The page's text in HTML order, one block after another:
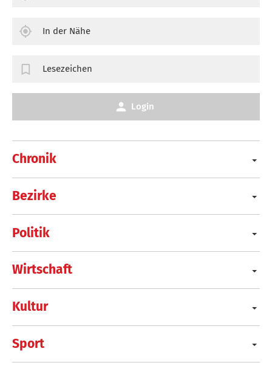
Chronik
Bezirke
Politik
Wirtschaft
Kultur
Sport
In der Nähe
Lesezeichen
Login